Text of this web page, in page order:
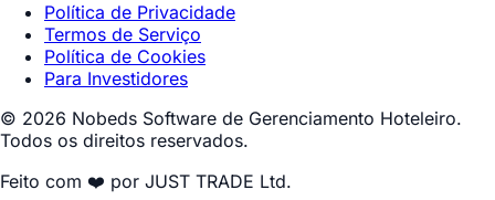
Política de Privacidade
Termos de Serviço
Política de Cookies
Para Investidores
© 2026 Nobeds Software de Gerenciamento Hoteleiro.
Todos os direitos reservados.
Feito com ❤️ por JUST TRADE Ltd.